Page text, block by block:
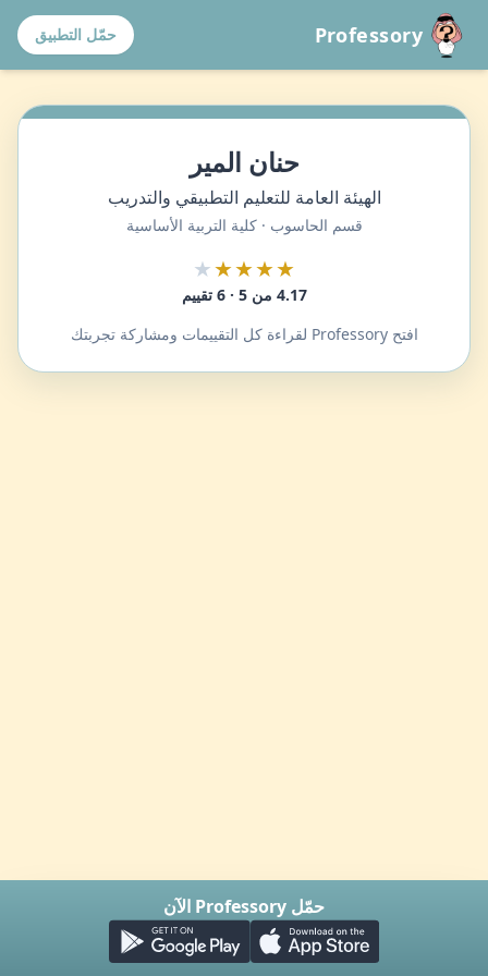
Professory حمّل التطبيق
حنان المير
الهيئة العامة للتعليم التطبيقي والتدريب
قسم الحاسوب · كلية التربية الأساسية
★★★★
★
4.17 من 5 · 6 تقييم
افتح Professory لقراءة كل التقييمات ومشاركة تجربتك
حمّل Professory الآن